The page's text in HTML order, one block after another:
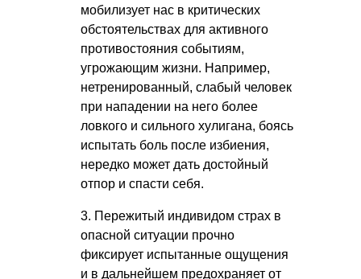
мобилизует нас в критических
обстоятельствах для активного
противостояния событиям,
угрожающим жизни. Например,
нетренированный, слабый человек
при нападении на него более
ловкого и сильного хулигана, боясь
испытать боль после избиения,
нередко может дать достойный
отпор и спасти себя.
3. Пережитый индивидом страх в
опасной ситуации прочно
фиксирует испытанные ощущения
и в дальнейшем предохраняет от